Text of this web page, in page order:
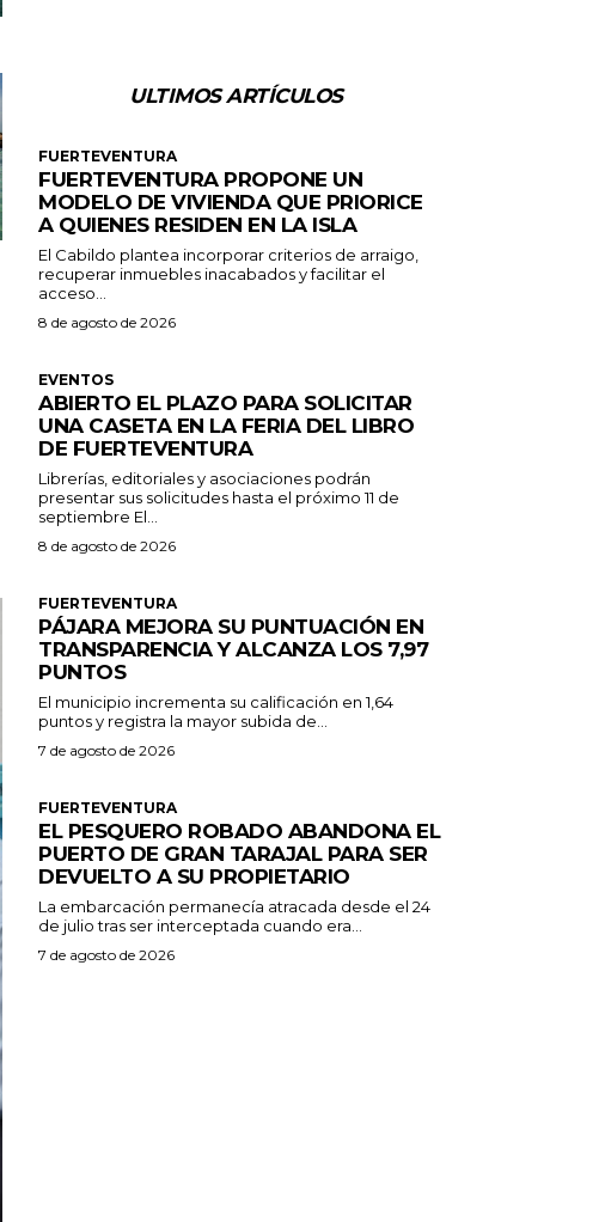
ULTIMOS ARTÍCULOS
FUERTEVENTURA
FUERTEVENTURA PROPONE UN
MODELO DE VIVIENDA QUE PRIORICE
A QUIENES RESIDEN EN LA ISLA
El Cabildo plantea incorporar criterios de arraigo,
recuperar inmuebles inacabados y facilitar el
acceso...
8 de agosto de 2026
EVENTOS
ABIERTO EL PLAZO PARA SOLICITAR
UNA CASETA EN LA FERIA DEL LIBRO
DE FUERTEVENTURA
Librerías, editoriales y asociaciones podrán
presentar sus solicitudes hasta el próximo 11 de
septiembre El...
8 de agosto de 2026
FUERTEVENTURA
PÁJARA MEJORA SU PUNTUACIÓN EN
TRANSPARENCIA Y ALCANZA LOS 7,97
PUNTOS
El municipio incrementa su calificación en 1,64
puntos y registra la mayor subida de...
7 de agosto de 2026
FUERTEVENTURA
EL PESQUERO ROBADO ABANDONA EL
PUERTO DE GRAN TARAJAL PARA SER
DEVUELTO A SU PROPIETARIO
La embarcación permanecía atracada desde el 24
de julio tras ser interceptada cuando era...
7 de agosto de 2026